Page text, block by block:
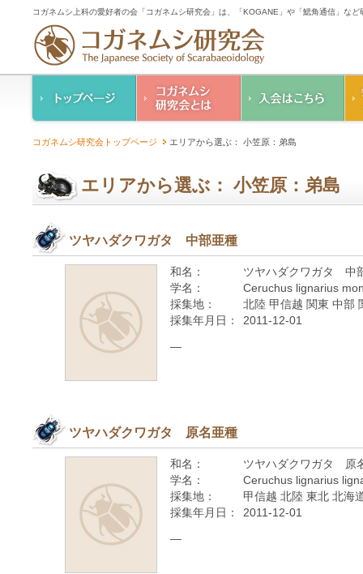
コガネムシ上科の愛好者の会「コガネムシ研究会」は、「KOGANE」や「鰓角通信」な
ご案内
幹事紹介
コガネムシ研究会トップページ エリアから選ぶ： 小笠原：弟島
エリアから選ぶ： 小笠原：弟島
ツヤハダクワガタ 中部亜種
和名：
ツヤハダクワガタ 中
学名：
Ceruchus lignarius
採集地：
北陸 甲信越 関東 中部
採集年月日：
2011-12-01
—
ツヤハダクワガタ 原名亜種
和名：
ツヤハダクワガタ 原
学名：
Ceruchus lignarius
採集地：
甲信越 北陸 東北 北海
採集年月日：
2011-12-01
—